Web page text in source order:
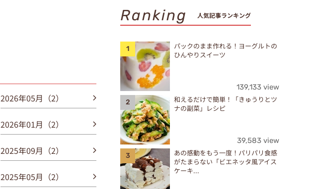
2026年05月（2）
2026年01月（2）
2025年09月（2）
2025年05月（2）
Ranking 人気記事ランキング
パックのまま作れる！ヨーグルトの
ひんやりスイーツ
139,133 view
和えるだけで簡単！「きゅうりとツ
ナの副菜」レシピ
39,583 view
あの感動をもう一度！パリパリ食感
がたまらない「ビエネッタ風アイス
ケーキ...